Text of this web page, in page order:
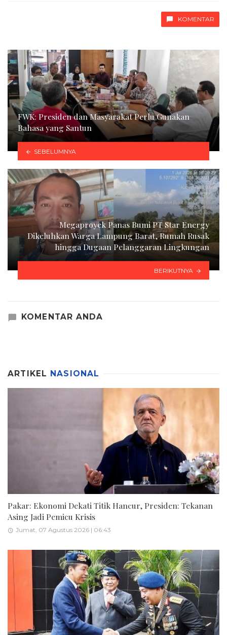
KOMENTAR
FWK: Presiden dan Masyarakat Perlu Gunakan
Bahasa yang Santun
SEBELUMNYA
Megaproyek Panas Bumi PT Star Energy
Dikeluhkan Warga Lampung Barat, Rumah Rusak
hingga Dugaan Pelanggaran Lingkungan
BERIKUTNYA
KOMENTAR ANDA
ARTIKEL NASIONAL
Pakar: Ekonomi Dekati Titik Hancur, Presiden: Tekanan
Asing Jadi Pemicu Krisis
Jumat, 07 Agustus 2026 | 06:43